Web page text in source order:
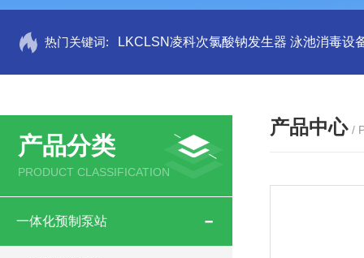
热门关键词: LKCLSN凌科次氯酸钠发生器 泳池消毒设
产品分类
PRODUCT CLASSIFICATION
一体化预制泵站
产品中心 /